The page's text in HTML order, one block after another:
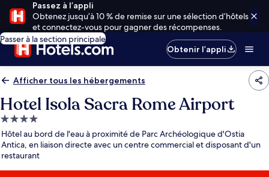
Passez à l’appli
Obtenez jusqu’à 10 % de remise sur une sélection d’hôtels
et connectez-vous pour gagner des récompenses.
Passer à la section principale
Obtenir l’appli
Afficher tous les hébergements
Hotel Isola Sacra Rome Airport
Hébergement
4.0 étoiles
Hôtel au bord de l'eau à proximité de Parc Archéologique d'Ostia
Antica, en liaison directe avec un centre commercial et disposant d'un
restaurant